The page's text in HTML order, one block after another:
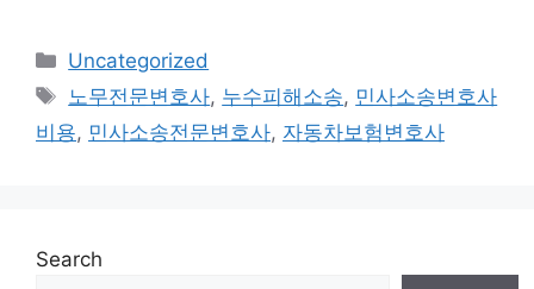
Categories
Uncategorized
Tags
노무전문변호사, 누수피해소송, 민사소송변호사
비용, 민사소송전문변호사, 자동차보험변호사
Search